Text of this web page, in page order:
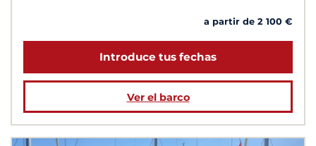
a partir de 2 100 €
Introduce tus fechas
Ver el barco